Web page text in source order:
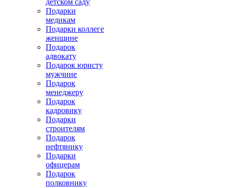
детском саду
Подарки
медикам
Подарки коллеге
женщине
Подарок
адвокату
Подарок юристу
мужчине
Подарок
менеджеру
Подарок
кадровику
Подарки
строителям
Подарок
нефтянику
Подарки
офицерам
Подарок
полковнику